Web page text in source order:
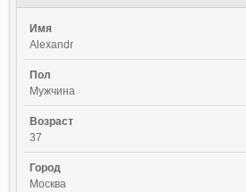
Имя
Alexandr
Пол
Мужчина
Возраст
37
Город
Москва